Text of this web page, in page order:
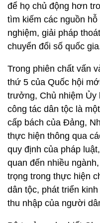
để họ chủ động hơn
tìm kiếm các nguồn
nghiệm, giải pháp
chuyển đổi số quốc
Trong phiên chất vấn
thứ 5 của Quốc hội
trưởng, Chủ nhiệm Ủy
công tác dân tộc là
cấp bách của Đảng,
thực hiện thông qua
quy định của pháp
quan đến nhiều
trọng trong thực hiện
dân tộc, phát triển
thu nhập của người